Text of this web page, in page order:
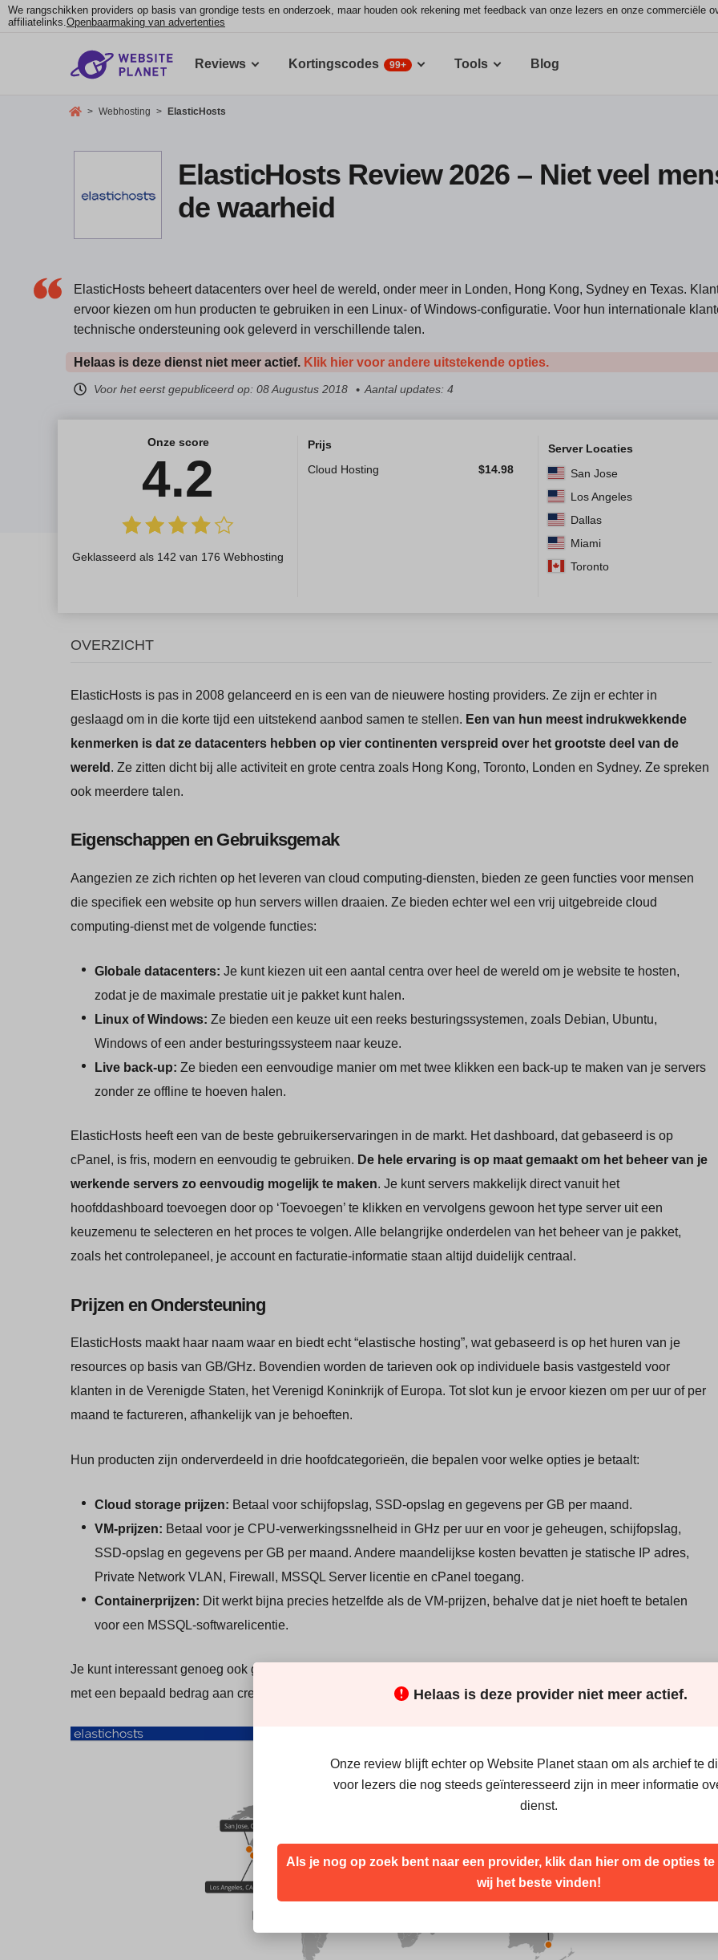
We rangschikken providers op basis van grondige tests en onderzoek, maar houden ook rekening met feedback van onze lezers en onze commerciële
affiliatelinks.Openbaarmaking van advertenties
Reviews Kortingscodes 99+ Tools Blog
> Webhosting > ElasticHosts
ElasticHosts Review 2026 – Niet veel
de waarheid
ElasticHosts beheert datacenters over heel de wereld, onder meer in Londen, Hong Kong, Sydney en Texas.
ervoor kiezen om hun producten te gebruiken in een Linux- of Windows-configuratie. Voor hun internationale
technische ondersteuning ook geleverd in verschillende talen.
Helaas is deze dienst niet meer actief. Klik hier voor andere uitstekende opties.
Voor het eerst gepubliceerd op: 08 Augustus 2018 Aantal updates: 4
Onze score
4.2
Geklasseerd als 142 van 176 Webhosting
Prijs
Cloud Hosting
$14.98
Server Locaties
San Jose
Los Angeles
Dallas
Miami
Toronto
OVERZICHT
ElasticHosts is pas in 2008 gelanceerd en is een van de nieuwere hosting providers. Ze zijn er echter in
geslaagd om in die korte tijd een uitstekend aanbod samen te stellen. Een van hun meest indrukwekkende
kenmerken is dat ze datacenters hebben op vier continenten verspreid over het grootste deel van de
wereld . Ze zitten dicht bij alle activiteit en grote centra zoals Hong Kong, Toronto, Londen en Sydney. Ze spreken
ook meerdere talen.
Eigenschappen en Gebruiksgemak
Aangezien ze zich richten op het leveren van cloud computing-diensten, bieden ze geen functies voor mensen
die specifiek een website op hun servers willen draaien. Ze bieden echter wel een vrij uitgebreide cloud
computing-dienst met de volgende functies:
Globale datacenters: Je kunt kiezen uit een aantal centra over heel de wereld om je website te hosten,
zodat je de maximale prestatie uit je pakket kunt halen.
Linux of Windows: Ze bieden een keuze uit een reeks besturingssystemen, zoals Debian, Ubuntu,
Windows of een ander besturingssysteem naar keuze.
Live back-up: Ze bieden een eenvoudige manier om met twee klikken een back-up te maken van je servers
zonder ze offline te hoeven halen.
ElasticHosts heeft een van de beste gebruikerservaringen in de markt. Het dashboard, dat gebaseerd is op
cPanel, is fris, modern en eenvoudig te gebruiken. De hele ervaring is op maat gemaakt om het beheer van je
werkende servers zo eenvoudig mogelijk te maken. Je kunt servers makkelijk direct vanuit het
hoofddashboard toevoegen door op ‘Toevoegen’ te klikken en vervolgens gewoon het type server uit een
keuzemenu te selecteren en het proces te volgen. Alle belangrijke onderdelen van het beheer van je pakket,
zoals het controlepaneel, je account en facturatie-informatie staan altijd duidelijk centraal.
Prijzen en Ondersteuning
ElasticHosts maakt haar naam waar en biedt echt “elastische hosting”, wat gebaseerd is op het huren van je
resources op basis van GB/GHz. Bovendien worden de tarieven ook op individuele basis vastgesteld voor
klanten in de Verenigde Staten, het Verenigd Koninkrijk of Europa. Tot slot kun je ervoor kiezen om per uur of per
maand te factureren, afhankelijk van je behoeften.
Hun producten zijn onderverdeeld in drie hoofdcategorieën, die bepalen voor welke opties je betaalt:
Cloud storage prijzen: Betaal voor schijfopslag, SSD-opslag en gegevens per GB per maand.
VM-prijzen: Betaal voor je CPU-verwerkingssnelheid in GHz per uur en voor je geheugen, schijfopslag,
SSD-opslag en gegevens per GB per maand. Andere maandelijkse kosten bevatten je statische IP adres,
Private Network VLAN, Firewall, MSSQL Server licentie en cPanel toegang.
Containerprijzen: Dit werkt bijna precies hetzelfde als de VM-prijzen, behalve dat je niet hoeft te betalen
voor een MSSQL-softwarelicentie.
Je kunt interessant genoeg ook gebruik maken van een prepaid betalingsmethode waarbij je je account oplaadt
met een bepaald bedrag aan credits die je geleidelijk op kunt maken.Helaas is deze provider niet meer actief.
Onze review blijft echter op Website Planet staan om als archief te
voor lezers die nog steeds geïnteresseerd zijn in meer informatie
dienst.
Als je nog op zoek bent naar een provider, klik dan hier om de opties
wij het beste vinden!